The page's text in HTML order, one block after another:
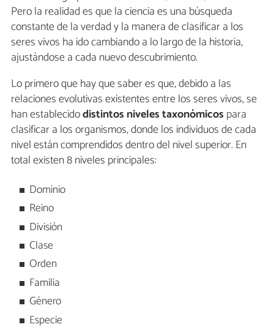
Pero la realidad es que la ciencia es una búsqueda
constante de la verdad y la manera de clasificar a los
seres vivos ha ido cambiando a lo largo de la historia,
ajustándose a cada nuevo descubrimiento.
Lo primero que hay que saber es que, debido a las
relaciones evolutivas existentes entre los seres vivos, se
han establecidodistintos niveles taxonómicos para
clasificar a los organismos, donde los individuos de cada
nivel están comprendidos dentro del nivel superior. En
total existen 8 niveles principales:
Dominio
Reino
División
Clase
Orden
Familia
Género
Especie